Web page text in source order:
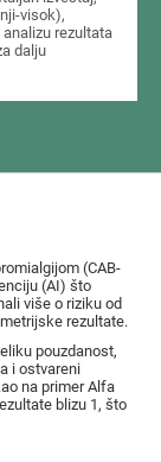
visok),
rezultata
dalju
(CAB-
(AI) što
više o riziku od
rezultate.
pouzdanost,
i ostvareni
na primer Alfa
blizu 1, što